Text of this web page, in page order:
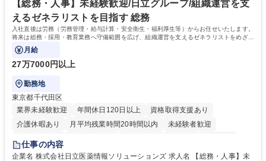
談可）。【求める人物像】幅広いバックオフィス業務に柔軟に対応でき、
社内外と円滑にコミュニケーションを取りながら業務を推進できる方 学
歴・資格 学歴：大学院 大学 高専 短大 専修学校 高校 語学力： 資格：
【総務・人事】未経験歓迎/日立グループ/組織運営を支
えるゼネラリストを目指す 総務
入社直後は労務（労務管理・給与計算・安全衛生・福利厚生等）からお任せいたします。
将来は総務・採用・教育業務へ守備範囲を広げ、組織運営を支えるゼネラリストをめざせ
ます。
月給
27万7000円以上
勤務地
東京都千代田区
業界未経験歓迎
年間休日120日以上
資格取得支援あり
介護休暇あり
月平均残業時間20時間以内
未経験者歓迎
住宅手当あり
育休あり
完全週休2日制 交通費支給 土日祝休み 寮・社宅あり
仕事の内容
企業名 株式会社日立医薬情報ソリューションズ 求人名 【総務・人事】未